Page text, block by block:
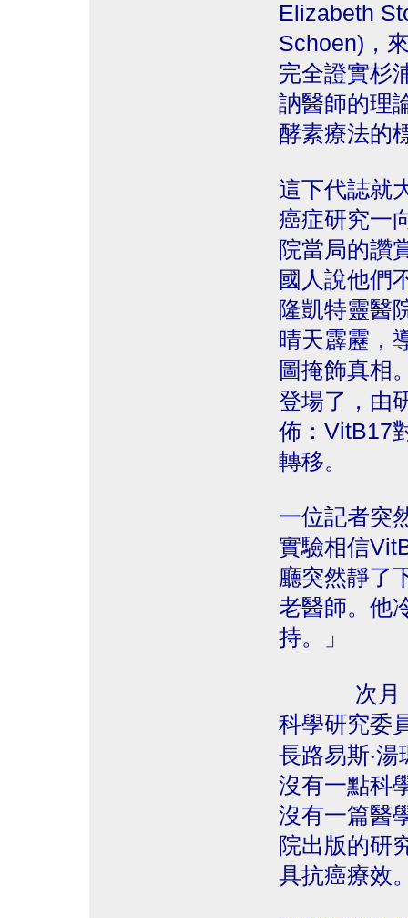
Elizabeth
Schoen)，
完全證實杉
訥醫師的理
酵素療法的
這下代誌就
癌症研究一
院當局的讚
國人說他們
隆凱特靈醫
晴天霹靂，
圖掩飾真相
登場了，由
佈：VitB17
轉移。
一位記者突
實驗相信
廳突然靜了
老醫師。他
持。」
次月，在
科學研究委
長路易斯‧
沒有一點科
沒有一篇醫
院出版的研
具抗癌療效